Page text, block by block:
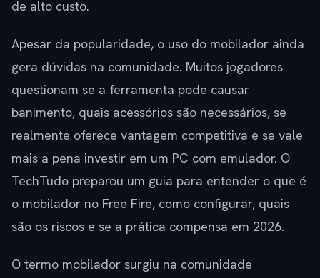
de alto custo.
Apesar da popularidade, o uso do mobilador ainda
gera dúvidas na comunidade. Muitos jogadores
questionam se a ferramenta pode causar
banimento, quais acessórios são necessários, se
realmente oferece vantagem competitiva e se vale
mais a pena investir em um PC com emulador. O
TechTudo preparou um guia para entender o que é
o mobilador no Free Fire, como configurar, quais
são os riscos e se a prática compensa em 2026.
O termo mobilador surgiu na comunidade